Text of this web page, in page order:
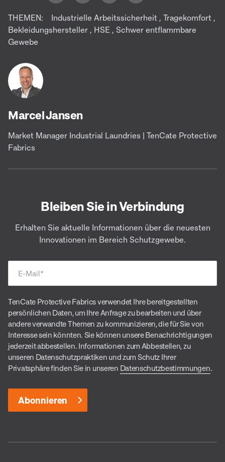
THEMEN: Industrielle Arbeitssicherheit , Tragekomfort ,
Bekleidungshersteller , HSE , Schwer entflammbare
Gewebe
Marcel Jansen
Market Manager Industrial Laundries | TenCate Protective
Fabrics
Bleiben Sie in Verbindung
Erhalten Sie aktuelle Informationen über die neuesten
Innovationen im Bereich Schutzgewebe.
E-Mail*
TenCate Protective Fabrics verwendet Ihre bereitgestellten
persönlichen Daten, um Ihre Anfrage zu bearbeiten und über
andere verwandte Themen zu kommunizieren, die für Sie von
Interesse sein könnten. Sie können unsere Benachrichtigungen
jederzeit abbestellen. Informationen zum Abbestellen, zu
unseren Datenschutzpraktiken und zum Schutz Ihrer
Privatsphäre finden Sie in unseren Datenschutzbestimmungen.